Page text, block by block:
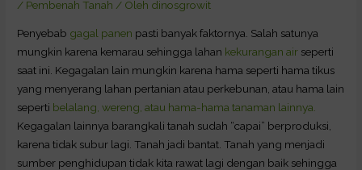
/ Pembenah Tanah / Oleh dinosgrowit
Penyebab gagal panen pasti banyak faktornya. Salah satunya
mungkin karena kemarau sehingga lahan kekurangan air seperti
saat ini. Kegagalan lain mungkin karena hama seperti hama tikus
yang menyerang lahan pertanian atau perkebunan, atau hama lain
seperti belalang, wereng, atau hama-hama tanaman lainnya.
Kegagalan lainnya barangkali tanah sudah “capai” berproduksi,
karena tidak subur lagi. Tanah jadi bantat. Tanah yang menjadi
sumber penghidupan tidak kita rawat lagi dengan baik sehingga